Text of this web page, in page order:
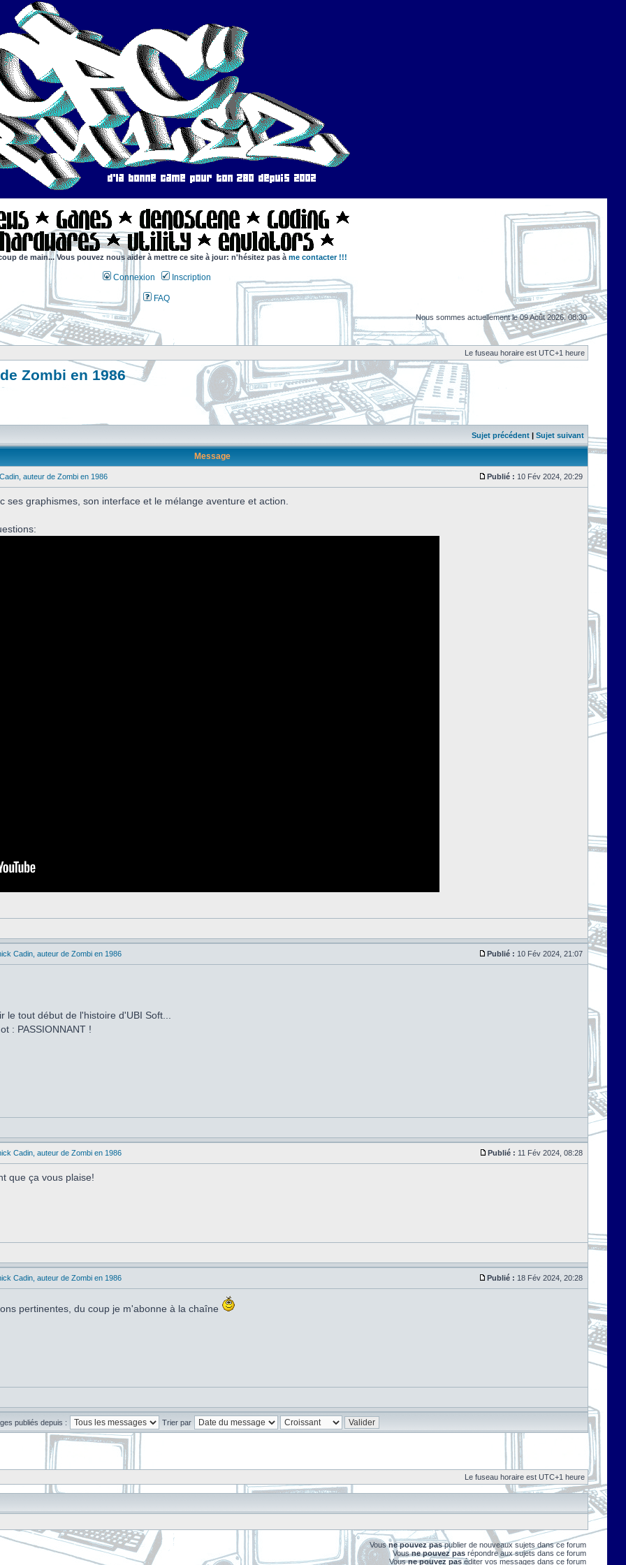
de main... Vous pouvez nous aider à mettre ce site à jour: n'hésitez pas à me contacter !!!
Connexion Inscription
FAQ
Nous sommes actuellement le 09 Août 2026, 08:30
Le fuseau horaire est UTC+1 heure
Zombi en 1986
Sujet précédent | Sujet suivant
Message
auteur de Zombi en 1986 Publié : 10 Fév 2024, 20:29
ses graphismes, son interface et le mélange aventure et action.
Cadin, auteur de Zombi en 1986 Publié : 10 Fév 2024, 21:07
tout début de l'histoire d'UBI Soft...
: PASSIONNANT !
Cadin, auteur de Zombi en 1986 Publié : 11 Fév 2024, 08:28
que ça vous plaise!
Cadin, auteur de Zombi en 1986 Publié : 18 Fév 2024, 20:28
pertinentes, du coup je m'abonne à la chaîne
publiés depuis : Trier par
Le fuseau horaire est UTC+1 heure
Vousne pouvez paspublier de nouveaux sujets dans ce forum
Vousne pouvez pas répondre aux sujets dans ce forum
Vousne pouvez paséditer vos messages dans ce forum